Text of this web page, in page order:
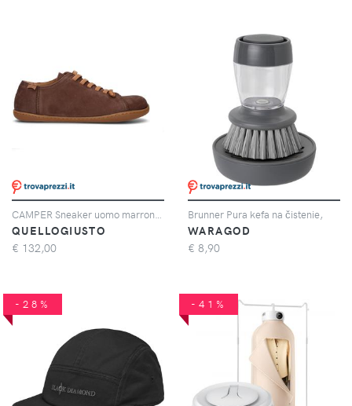
QUELLOGIUSTO
€ 132,00
Brunner Pura kefa na čistenie,
WARAGOD
€ 8,90
-28% -41%